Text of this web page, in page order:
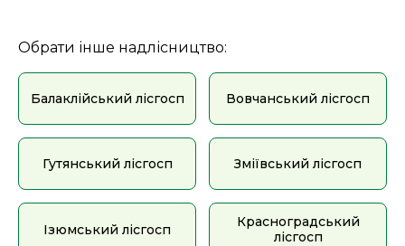
Обрати інше надлісництво:
Балаклійський лісгосп Вовчанський лісгосп
Гутянський лісгосп Зміївський лісгосп
Ізюмський лісгосп
Красноградський
лісгосп